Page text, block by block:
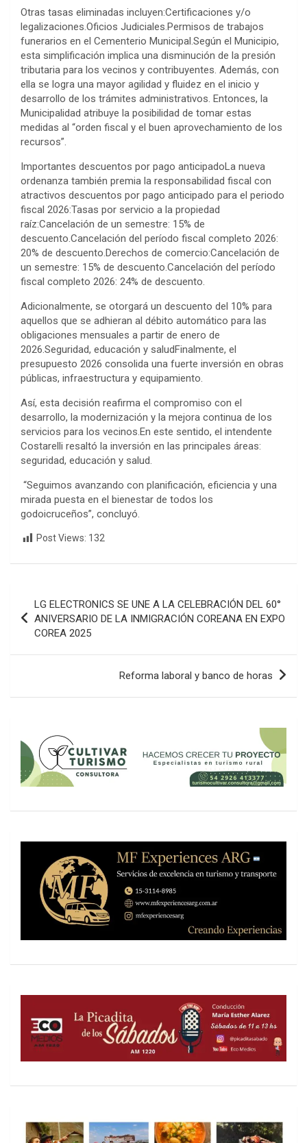
Otras tasas eliminadas incluyen:Certificaciones y/o
legalizaciones.Oficios Judiciales.Permisos de trabajos
funerarios en el Cementerio Municipal.Según el Municipio,
esta simplificación implica una disminución de la presión
tributaria para los vecinos y contribuyentes. Además, con
ella se logra una mayor agilidad y fluidez en el inicio y
desarrollo de los trámites administrativos. Entonces, la
Municipalidad atribuye la posibilidad de tomar estas
medidas al “orden fiscal y el buen aprovechamiento de los
recursos”.
Importantes descuentos por pago anticipadoLa nueva
ordenanza también premia la responsabilidad fiscal con
atractivos descuentos por pago anticipado para el periodo
fiscal 2026:Tasas por servicio a la propiedad
raíz:Cancelación de un semestre: 15% de
descuento.Cancelación del período fiscal completo 2026:
20% de descuento.Derechos de comercio:Cancelación de
un semestre: 15% de descuento.Cancelación del período
fiscal completo 2026: 24% de descuento.
Adicionalmente, se otorgará un descuento del 10% para
aquellos que se adhieran al débito automático para las
obligaciones mensuales a partir de enero de
2026.Seguridad, educación y saludFinalmente, el
presupuesto 2026 consolida una fuerte inversión en obras
públicas, infraestructura y equipamiento.
Así, esta decisión reafirma el compromiso con el
desarrollo, la modernización y la mejora continua de los
servicios para los vecinos.En este sentido, el intendente
Costarelli resaltó la inversión en las principales áreas:
seguridad, educación y salud.
“Seguimos avanzando con planificación, eficiencia y una
mirada puesta en el bienestar de todos los
godoicruceños”, concluyó.
Post Views: 132
de
entradas
LG ELECTRONICS SE UNE A LA CELEBRACIÓN DEL 60°
ANIVERSARIO DE LA INMIGRACIÓN COREANA EN EXPO
COREA 2025
Reforma laboral y banco de horas